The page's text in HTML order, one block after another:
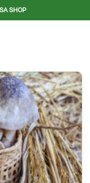
SHOP